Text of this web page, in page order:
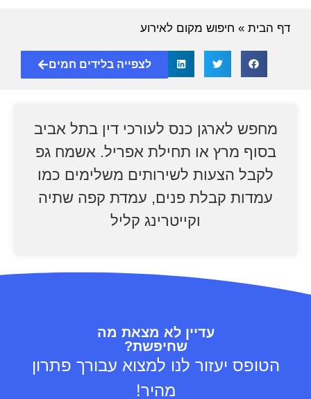
דף הבית » חיפוש מקום לאירוע
לצפייה בלידים חמים
מחפש לארגן כנס לעורכי דין בתל אביב
בסוף מרץ או תחילת אפריל. אשמח גפ
לקבל הצעות לשירותים משלימים כמו
עמדות קבלת פנים, עמדת קפה שתיה
וקייטרינג קליל
עדיין לא מצאת מה
שחיפשת?
הטופס יעזור לנו למצוא עבורך פתרון
מהיר!